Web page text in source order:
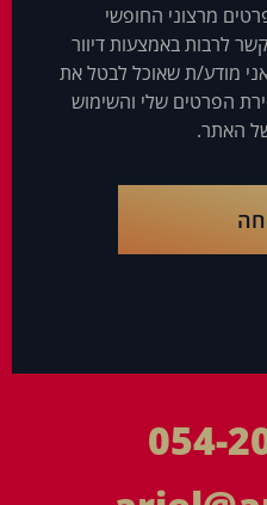
מרצוני החופשי
לרבות באמצעות דיוור
מודע/ת שאוכל לבטל את
הפרטים שלי והשימוש
האתר.
054-